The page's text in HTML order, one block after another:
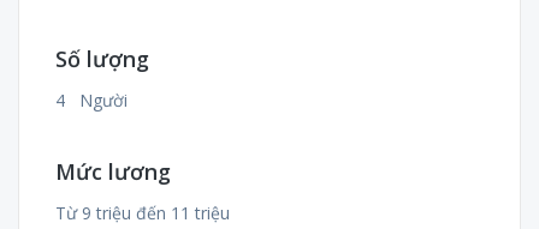
Số lượng
4 Người
Mức lương
Từ 9 triệu đến 11 triệu